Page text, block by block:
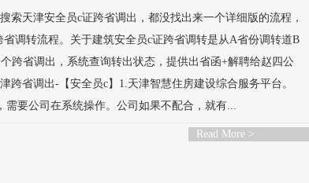
索天津安全员c证跨省调出，都没找出来一个详细版的流程，
调转流程。关于建筑安全员c证跨省调转是从A省份调转道B
跨省调出，系统查询转出状态，提供出省函+解聘给赵四公
跨省调出-【安全员c】1.天津智慧住房建设综合服务平台。
要公司在系统操作。公司如果不配合，就有...
Read More >